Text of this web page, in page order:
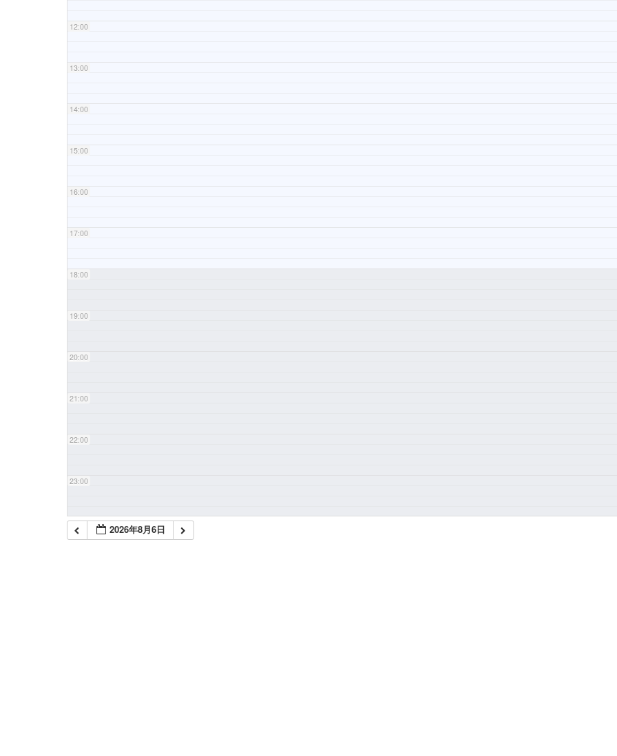
12:00
13:00
14:00
15:00
16:00
17:00
18:00
19:00
20:00
21:00
22:00
23:00
2026年8月6日